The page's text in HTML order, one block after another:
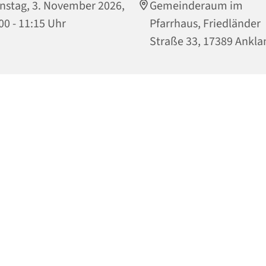
3. November 2026,
- 11:15 Uhr
Gemeinderaum im
Pfarrhaus, Friedländer
Straße 33, 17389